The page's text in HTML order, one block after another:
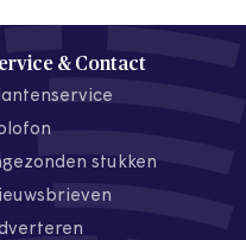
& Contact
stukken